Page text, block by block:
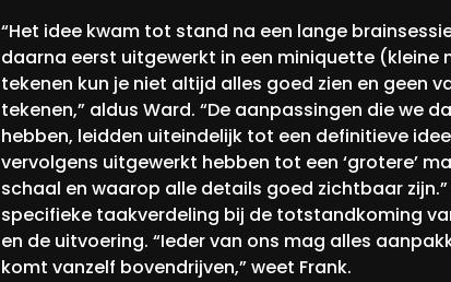
“Het idee kwam tot stand na een lange
daarna eerst uitgewerkt in een miniquette (kleine
tekenen kun je niet altijd alles goed zien en geen
tekenen,” aldus Ward. “De aanpassingen die we
hebben, leidden uiteindelijk tot een definitieve
vervolgens uitgewerkt hebben tot een ‘grotere’
schaal en waarop alle details goed zichtbaar zijn.”
specifieke taakverdeling bij de totstandkoming
en de uitvoering. “Ieder van ons mag alles
komt vanzelf bovendrijven,” weet Frank.